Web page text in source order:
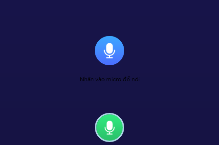
Nhấn vào micro để nói